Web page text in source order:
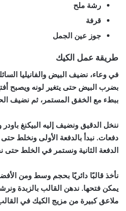
رشة ملح
قرفة
جوز عين الجمل
طريقة عمل الكيك
في وعاء، نضيف البيض والفانيليا
بضرب البيض حتى يتغير لونه ويصبح
ببطء مع الخفق المستمر، ثم نضيف
ننخل الدقيق ونضيف إليه البيكنغ
دفعات. نبدأ بالدفعة الأولى ونخلط
الدفعة الثانية ونستمر في الخلط
نأخذ قالبًا دائريًا بحجم وسط ومن
يمكن فتحها. ندهن القالب بالزبدة
ملاعق كبيرة من مزيج الكيك في